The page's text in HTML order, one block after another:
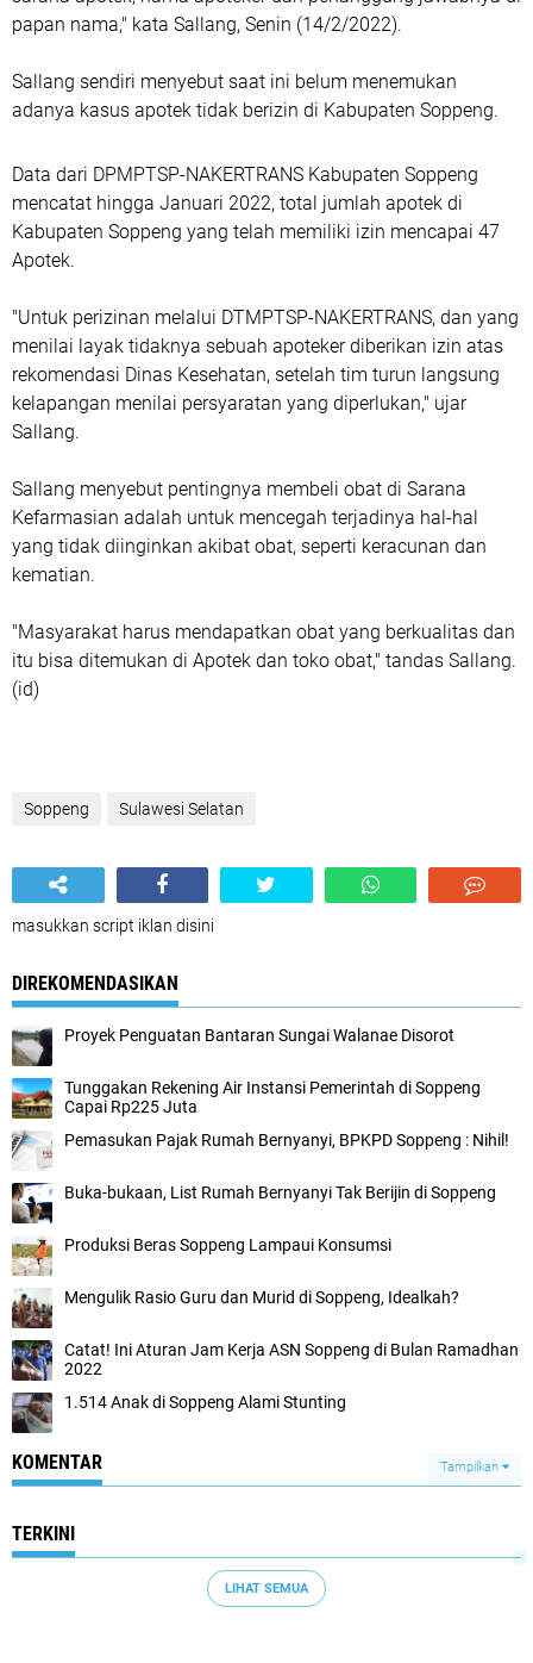
papan nama," kata Sallang, Senin (14/2/2022).
Sallang sendiri menyebut saat ini belum menemukan
adanya kasus apotek tidak berizin di Kabupaten Soppeng.
Data dari DPMPTSP-NAKERTRANS Kabupaten Soppeng
mencatat hingga Januari 2022, total jumlah apotek di
Kabupaten Soppeng yang telah memiliki izin mencapai 47
Apotek.
"Untuk perizinan melalui DTMPTSP-NAKERTRANS, dan yang
menilai layak tidaknya sebuah apoteker diberikan izin atas
rekomendasi Dinas Kesehatan, setelah tim turun langsung
kelapangan menilai persyaratan yang diperlukan," ujar
Sallang.
Sallang menyebut pentingnya membeli obat di Sarana
Kefarmasian adalah untuk mencegah terjadinya hal-hal
yang tidak diinginkan akibat obat, seperti keracunan dan
kematian.
"Masyarakat harus mendapatkan obat yang berkualitas dan
itu bisa ditemukan di Apotek dan toko obat," tandas Sallang.
(id)
Soppeng Sulawesi Selatan
masukkan script iklan disini
DIREKOMENDASIKAN
Proyek Penguatan Bantaran Sungai Walanae Disorot
Tunggakan Rekening Air Instansi Pemerintah di Soppeng
Capai Rp225 Juta
Pemasukan Pajak Rumah Bernyanyi, BPKPD Soppeng : Nihil!
Buka-bukaan, List Rumah Bernyanyi Tak Berijin di Soppeng
Produksi Beras Soppeng Lampaui Konsumsi
Mengulik Rasio Guru dan Murid di Soppeng, Idealkah?
Catat! Ini Aturan Jam Kerja ASN Soppeng di Bulan Ramadhan
2022
1.514 Anak di Soppeng Alami Stunting
KOMENTAR Tampilkan
TERKINI
LIHAT SEMUA